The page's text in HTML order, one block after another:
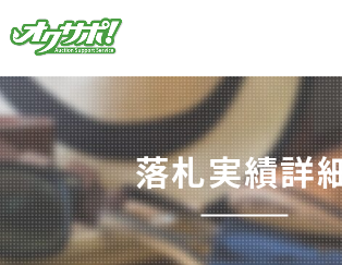
落札実績詳